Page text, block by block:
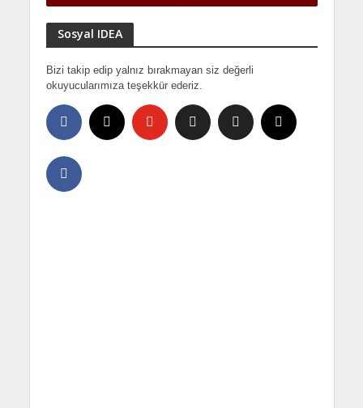
Sosyal IDEA
Bizi takip edip yalnız bırakmayan siz değerli
okuyucularımıza teşekkür ederiz.